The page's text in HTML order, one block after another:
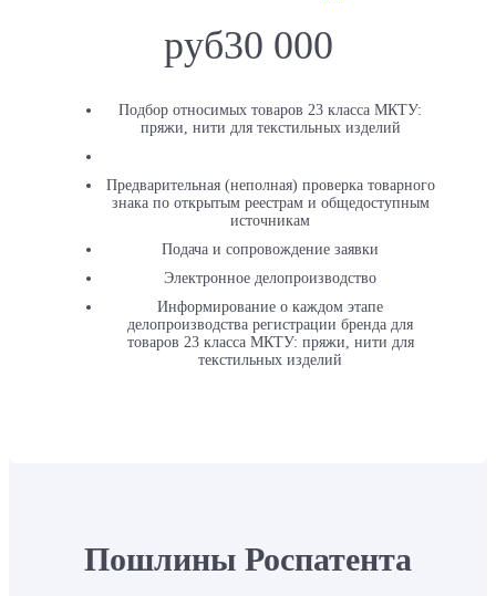
руб30 000
Подбор относимых товаров 23 класса МКТУ:
пряжи, нити для текстильных изделий
Предварительная (неполная) проверка товарного
знака по открытым реестрам и общедоступным
источникам
Подача и сопровождение заявки
Электронное делопроизводство
Информирование о каждом этапе
делопроизводства регистрации бренда для
товаров 23 класса МКТУ: пряжи, нити для
текстильных изделий
Пошлины Роспатента